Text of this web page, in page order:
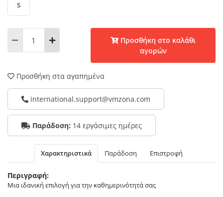
S
αγορών
Προσθήκη στα αγαπημένα
international.support@vmzona.com
Παράδοση: 14 εργάσιμες ημέρες
Χαρακτηριστικά Παράδοση Επιστροφή
Περιγραφή:
Μια ιδανική επιλογή για την καθημερινότητά σας